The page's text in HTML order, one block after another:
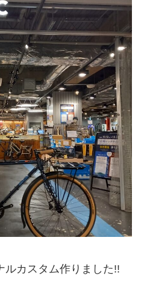
ルカスタム作りました!!